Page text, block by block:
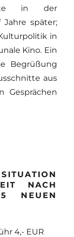
in der
später;
in
Kino. Ein
Begrüßung
aus
Gesprächen
NACH
NEUEN
4,- EUR